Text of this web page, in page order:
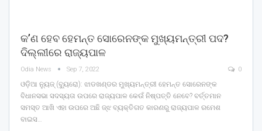
କ’ଣ ହେବ ହେମନ୍ତ ସୋରେନଙ୍କ ମୁଖ୍ୟମନ୍ତ୍ରୀ ପଦ?
ଦିଲ୍ଲୀରେ ରାଜ୍ୟପାଳ
Odia News Sep 7, 2022 0
ଓଡ଼ିଆ ନ୍ୟୁଜ୍ (ବ୍ୟୁରୋ): ଝାଡଖଣ୍ଡର ମୁଖ୍ୟମନ୍ତ୍ରୀ ହେମନ୍ତ ସୋରେନଙ୍କ
ବିଧାନସଭା ସଦସ୍ୟତା ଉପରେ ରାଜ୍ୟପାଳ କେଉଁ ନିଷ୍ପତ୍ତି ନେବେ? ବର୍ତ୍ତମାନ
ସମସ୍ତ ଆଖି ଏହା ଉପରେ ଅଛି ଜ୍ଝ ବ୍ୟକ୍ତିଗତ କାରଣରୁ ରାଜ୍ୟପାଳ ରମେଶ
ବାଇସ…